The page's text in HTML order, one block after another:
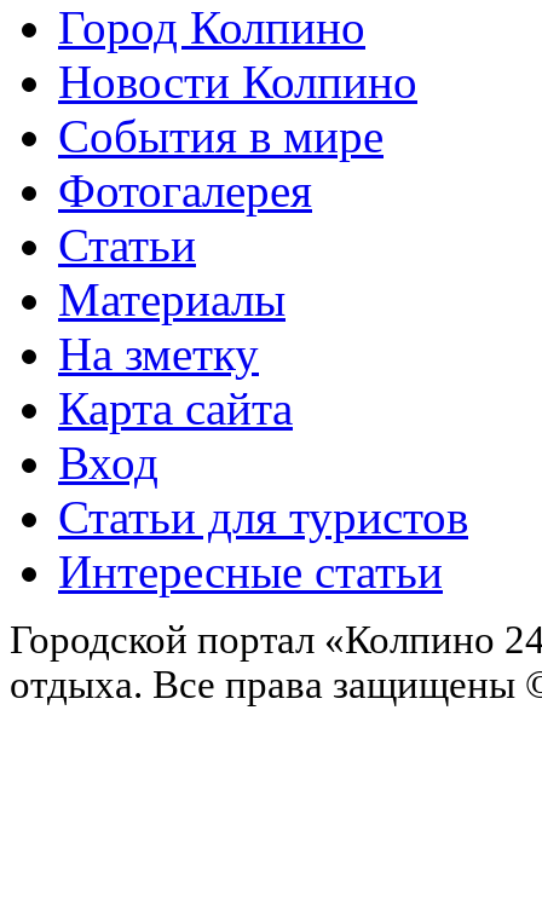
Город Колпино
Новости Колпино
События в мире
Фотогалерея
Статьи
Материалы
На зметку
Карта сайта
Вход
Статьи для туристов
Интересные статьи
Городской портал «Колпино
отдыха. Все права защищены